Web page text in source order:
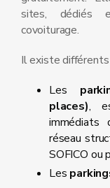
sites, dédiés
covoiturage.
Il existe
Les
places),
immédiats
réseau
SOFICO ou
Les